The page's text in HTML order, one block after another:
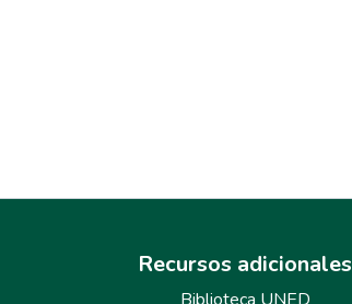
Recursos adicionales